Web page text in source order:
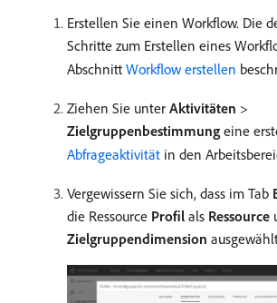
Erstellen Sie einen Workflow. Die
Schritte zum Erstellen eines
Abschnitt Workflow erstellen
Ziehen Sie unter Aktivitäten >
Zielgruppenbestimmung eine
Abfrageaktivität in den
Vergewissern Sie sich, dass im Tab
die Ressource Profil als Ressource
Zielgruppendimension